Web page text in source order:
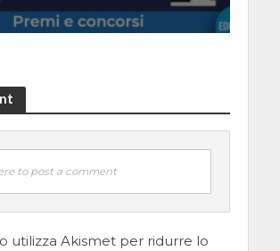
to post a comment
utilizza Akismet per ridurre lo